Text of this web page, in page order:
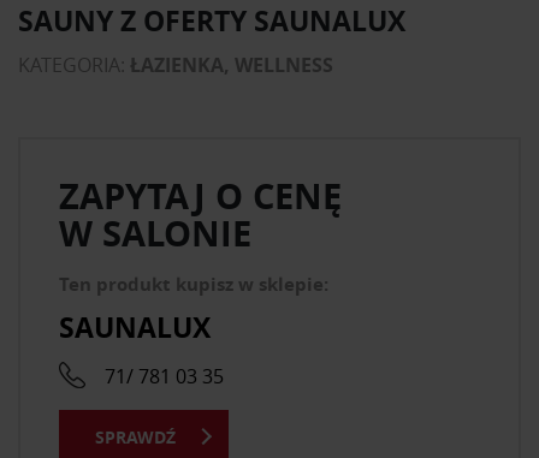
SAUNY Z OFERTY SAUNALUX
KATEGORIA: ŁAZIENKA, WELLNESS
ZAPYTAJ O CENĘ
W SALONIE
Ten produkt kupisz w sklepie:
SAUNALUX
71/ 781 03 35
SPRAWDŹ